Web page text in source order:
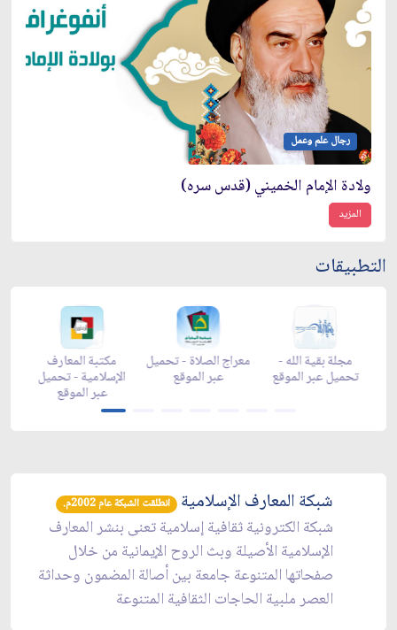
رجال علم وعمل
ولادة الإمام الخميني (قدس سره)
المزيد
التطبيقات
مجلة بقية الله -
تحميل عبر
زاد شهر رمضان -
تحميل عبر الموقع
زاد شهر رمضان -
appstore
رمضان -
شبكة المعارف الإسلامية انطلقت الشبكة عام 2002م.
شبكة الكترونية ثقافية إسلامية تعنى بنشر المعارف
الإسلامية الأصيلة وبث الروح الإيمانية من خلال
صفحاتها المتنوعة جامعة بين أصالة المضمون وحداثة
العصر ملبية الحاجات الثقافية المتنوعة